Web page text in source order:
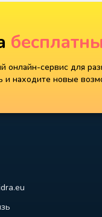
онлайн-сервис для
и находите новые